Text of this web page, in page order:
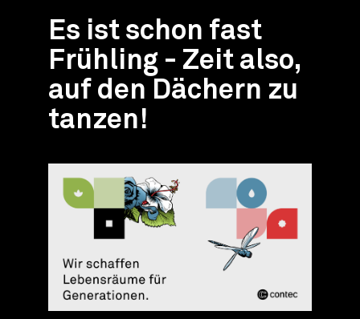
Es ist schon fast
Frühling - Zeit also,
auf den Dächern zu
tanzen!